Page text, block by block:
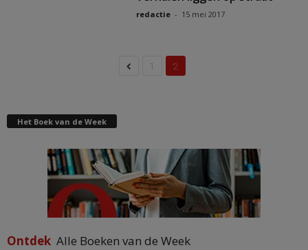
redactie - 15 mei 2017
1 2
Het Boek van de Week
Ontdek Alle Boeken van de Week